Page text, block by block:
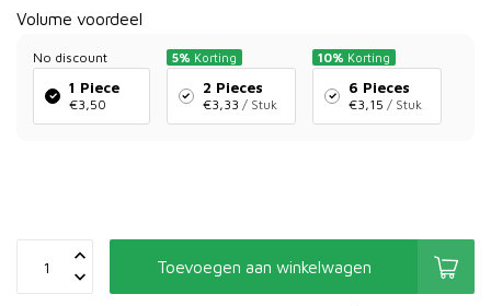
Volume voordeel
No discount
1 Piece
€3,50
5% Korting
2 Pieces
€3,33 / Stuk
10% Korting
6 Pieces
€3,15 / Stuk
Toevoegen aan winkelwagen